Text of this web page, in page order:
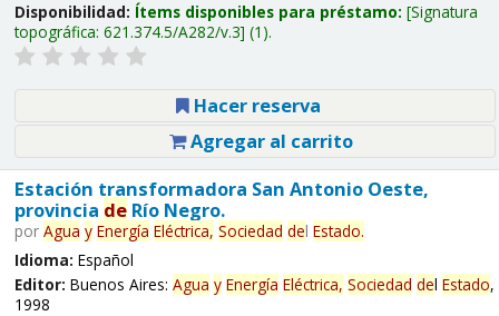
Disponibilidad: Ítems disponibles para préstamo: Signatura
topográfica: 621.374.5/A282/v.3 (1).
Hacer reserva
Agregar al carrito
Estación transformadora San Antonio Oeste,
provincia deRío Negro.
por Agua y Energía Eléctrica, Sociedad del Estado.
Idioma: Español
Editor: Buenos Aires: Agua y Energía Eléctrica, Sociedad del Estado,
1998